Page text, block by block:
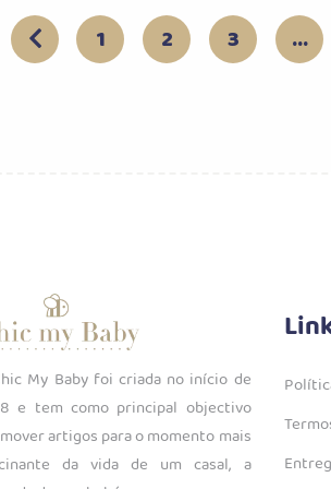
1 2 3 …
My Baby foi criada no início de
e tem como principal objectivo
artigos para o momento mais
da vida de um casal, a